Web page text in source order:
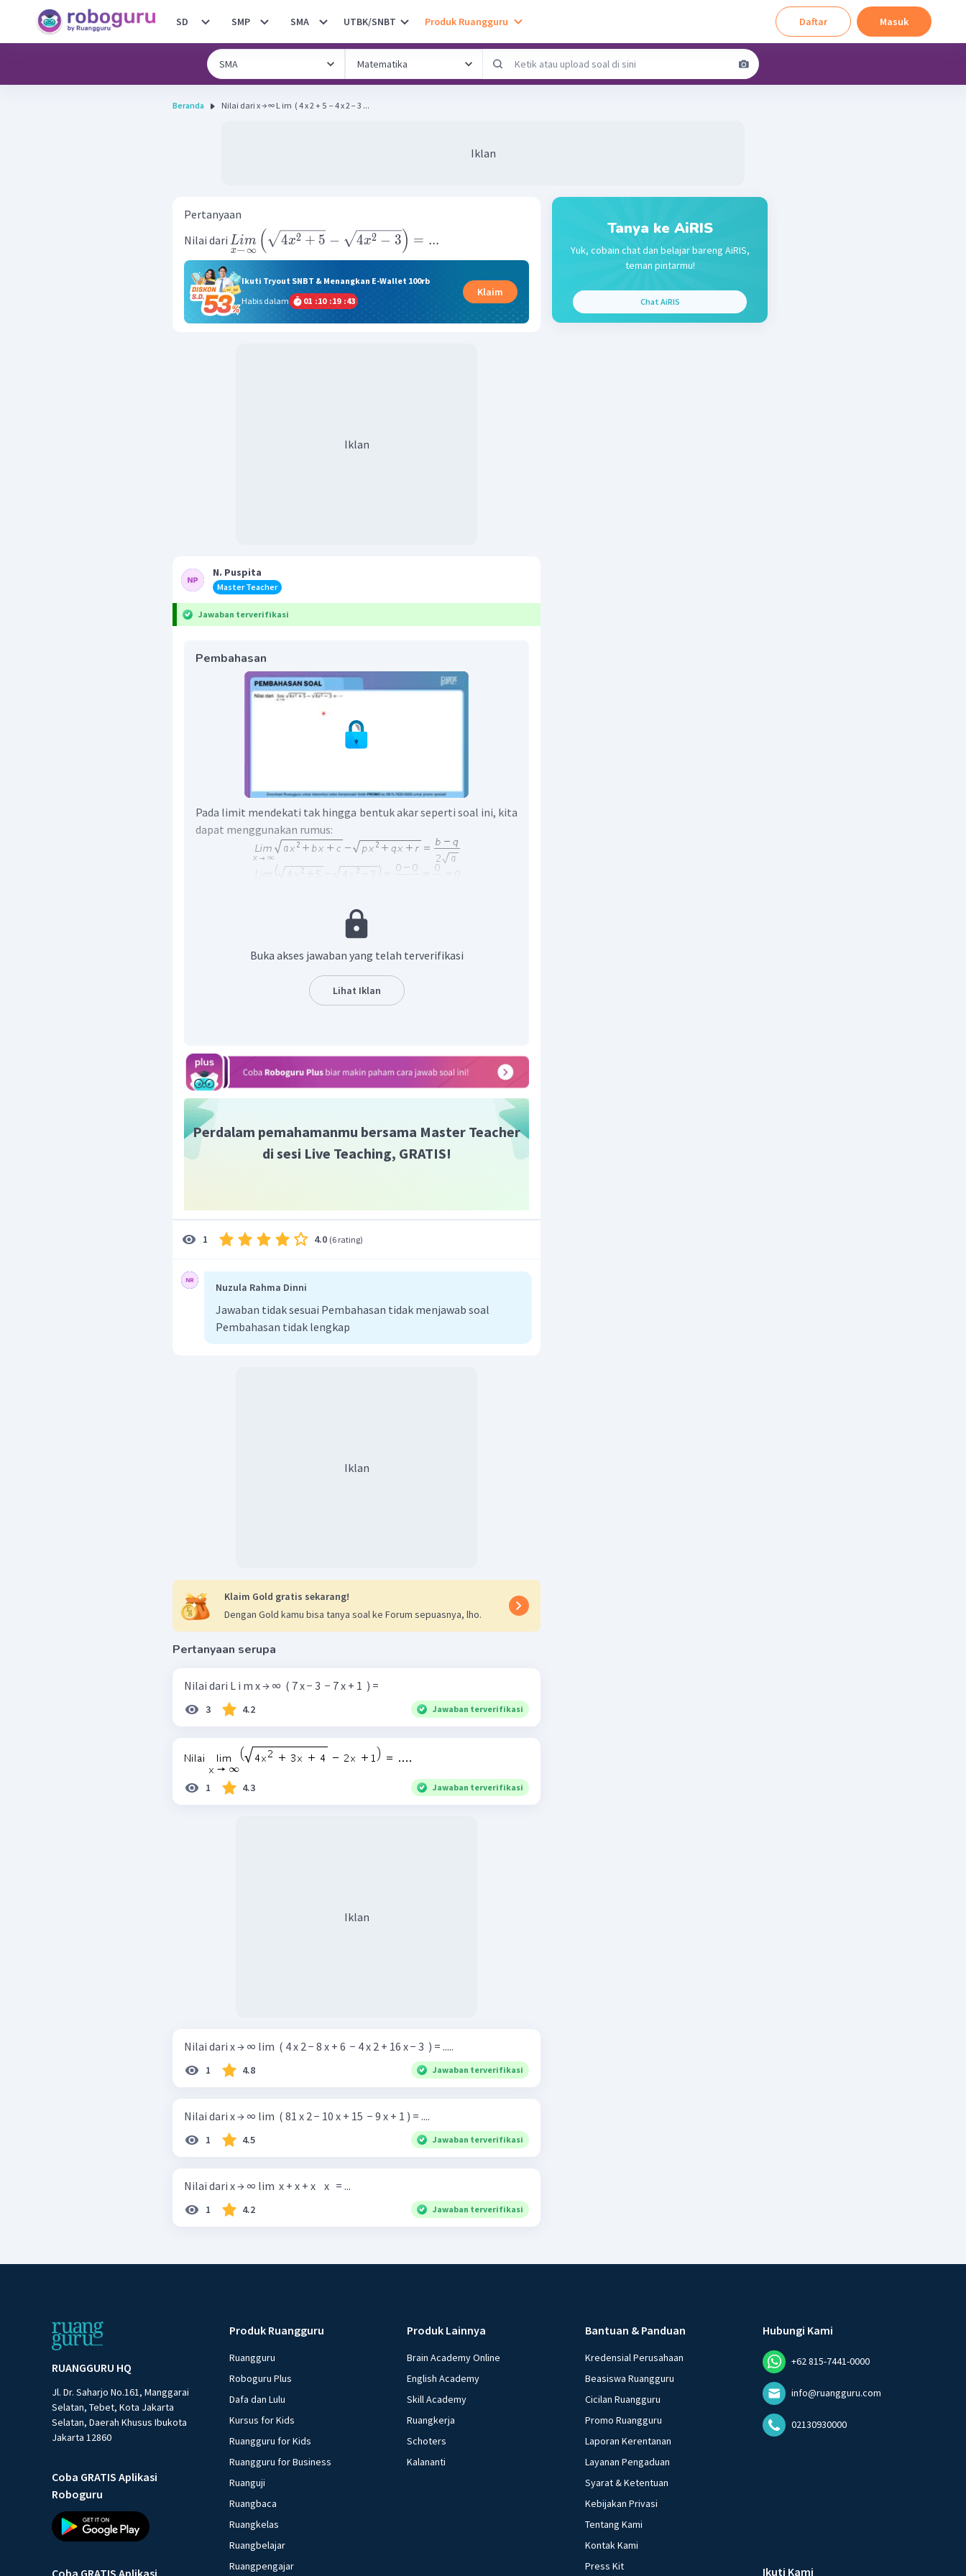
SD SMP SMA UTBK/SNBT Produk Ruangguru Daftar Masuk
Beranda Nilai dari x → ∞ L im ​ ( 4 x 2 + 5 ​ − 4 x 2 − 3 ...
Iklan
Pertanyaan
Nilai dari
x→∞
Lim ( 4x2 + 5 − 4x2 − 3) = ...
Ikuti Tryout SNBT & Menangkan E-Wallet 100rb
Habis dalam
01 :10 :19 :42
Klaim
Iklan
N. Puspita
Master Teacher
Jawaban terverifikasi
Pembahasan
Pada limit mendekati tak hingga bentuk akar seperti soal ini, kita
dapat menggunakan rumus:
Buka akses jawaban yang telah terverifikasi
Lihat Iklan
Perdalam pemahamanmu bersama Master Teacher
di sesi Live Teaching, GRATIS!
1 4.0 (6 rating)
Nuzula Rahma Dinni
Jawaban tidak sesuai Pembahasan tidak menjawab soal
Pembahasan tidak lengkap
Iklan
Klaim Gold gratis sekarang!
Dengan Gold kamu bisa tanya soal ke Forum sepuasnya, lho.
Pertanyaan serupa
Nilai dari L i m x → ∞ ​ ( 7 x − 3 ​ − 7 x + 1 ​ ) =
3 4.2 Jawaban terverifikasi
1 4.3 Jawaban terverifikasi
Iklan
Nilai dari x → ∞ lim ​ ( 4 x 2 − 8 x + 6 ​ − 4 x 2 + 16 x − 3 ​ ) = .....
1 4.8 Jawaban terverifikasi
Nilai dari x → ∞ lim ​ ( 81 x 2 − 10 x + 15 ​ − 9 x + 1 ) = ....
1 4.5 Jawaban terverifikasi
Nilai dari x → ∞ lim ​ x + x + x ​ ​ ​ x ​ ​ = ...
1 4.2 Jawaban terverifikasi
Tanya ke AiRIS
Yuk, cobain chat dan belajar bareng AiRIS,
teman pintarmu!
Chat AiRIS
RUANGGURU HQ
Jl. Dr. Saharjo No.161, Manggarai
Selatan, Tebet, Kota Jakarta
Selatan, Daerah Khusus Ibukota
Jakarta 12860
Coba GRATIS Aplikasi
Roboguru
Coba GRATIS Aplikasi
Produk Ruangguru
Ruangguru
Roboguru Plus
Dafa dan Lulu
Kursus for Kids
Ruangguru for Kids
Ruangguru for Business
Ruanguji
Ruangbaca
Ruangkelas
Ruangbelajar
Ruangpengajar
Produk Lainnya
Brain Academy Online
English Academy
Skill Academy
Ruangkerja
Schoters
Kalananti
Bantuan & Panduan
Kredensial Perusahaan
Beasiswa Ruangguru
Cicilan Ruangguru
Promo Ruangguru
Laporan Kerentanan
Layanan Pengaduan
Syarat & Ketentuan
Kebijakan Privasi
Tentang Kami
Kontak Kami
Press Kit
Hubungi Kami
+62 815-7441-0000
info@ruangguru.com
02130930000
Ikuti Kami